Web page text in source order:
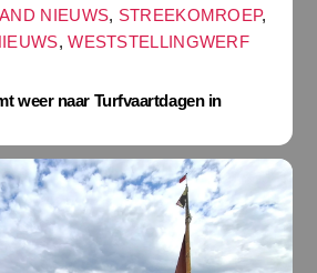
NIEUWS, STREEKOMROEP,
,WESTSTELLINGWERF
weer naar Turfvaartdagen in